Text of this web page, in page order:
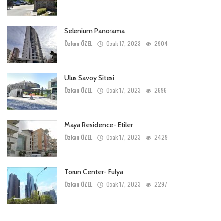
Selenium Panorama
Özkan ÖZEL Ocak 17, 2023 2904
Ulus Savoy Sitesi
Özkan ÖZEL Ocak 17, 2023 2696
Maya Residence- Etiler
Özkan ÖZEL Ocak 17, 2023 2429
Torun Center- Fulya
Özkan ÖZEL Ocak 17, 2023 2297